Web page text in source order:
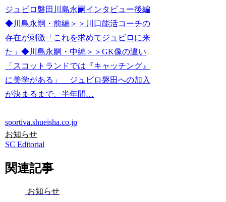
ジュビロ磐田川島永嗣インタビュー後編
◆川島永嗣・前編＞＞川口能活コーチの
存在が刺激「これを求めてジュビロに来
た」◆川島永嗣・中編＞＞GK像の違い
「スコットランドでは『キャッチング』
に美学がある」 ジュビロ磐田への加入
が決まるまで、半年間…
sportiva.shueisha.co.jp
お知らせ
SC Editorial
関連記事
お知らせ